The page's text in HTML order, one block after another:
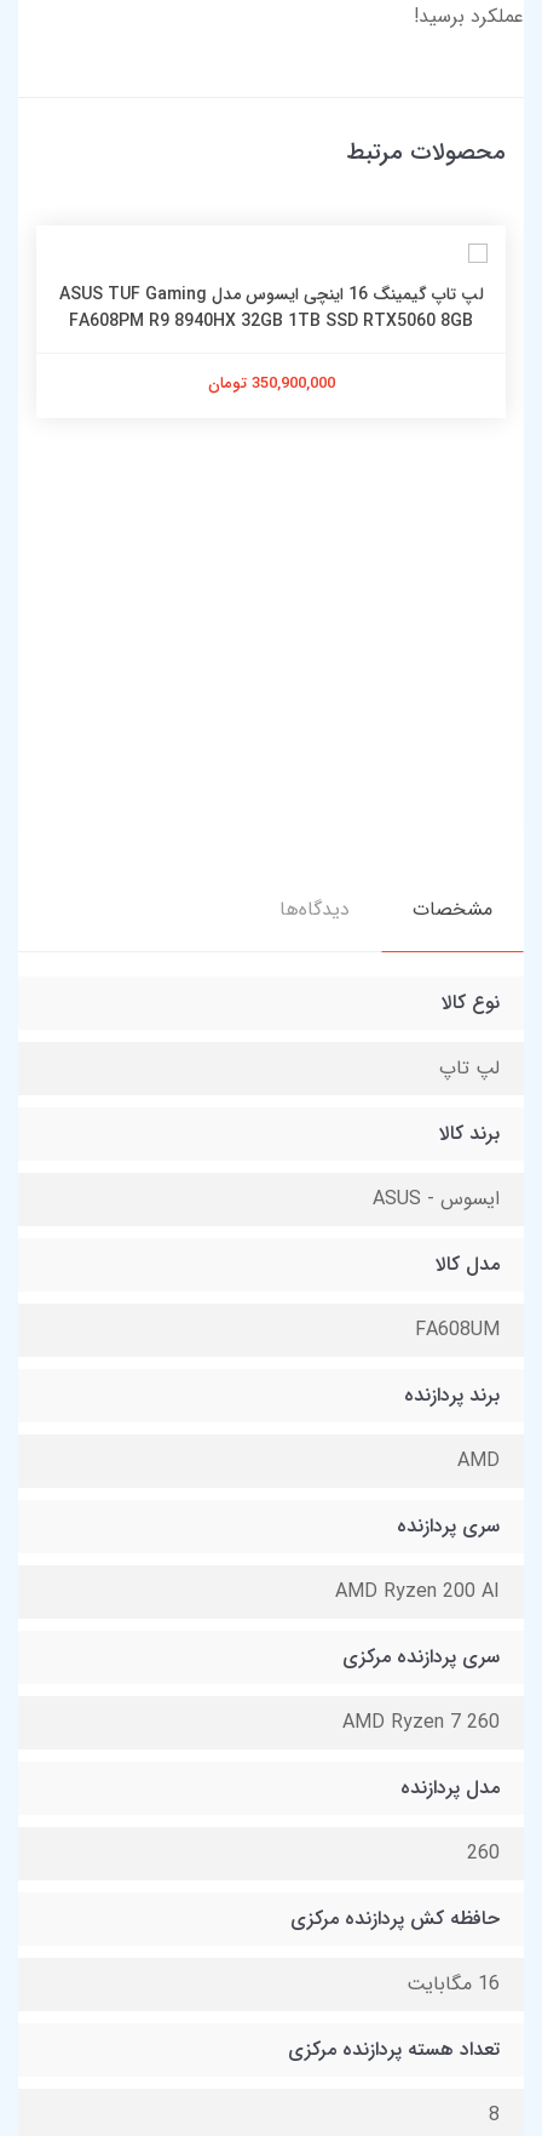
عملکرد برسید!
محصولات مرتبط
لپ تاپ گیمینگ 16 اینچی ایسوس مدل ASUS TUF Gaming
FA608PM R9 8940HX 32GB 1TB SSD RTX5060 8GB
350,900,000 تومان
مشخصات دیدگاه‌ها
نوع کالا
لپ تاپ
برند کالا
ایسوس - ASUS
مدل کالا
FA608UM
برند پردازنده
AMD
سری پردازنده
AMD Ryzen 200 AI
سری پردازنده مرکزی
AMD Ryzen 7 260
مدل پردازنده
260
حافظه کش پردازنده مرکزی
16 مگابایت
تعداد هسته پردازنده مرکزی
8